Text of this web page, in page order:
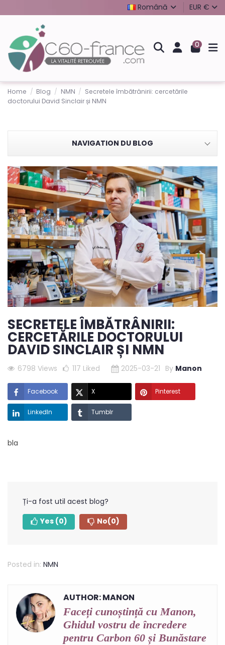
Română EUR €
0
Home Blog NMN
Secretele îmbătrânirii: cercetările
doctorului David Sinclair și NMN
NAVIGATION DU BLOG
SECRETELE ÎMBĂTRÂNIRII:
CERCETĂRILE DOCTORULUI
DAVID SINCLAIR ȘI NMN
6798 Views 117 Liked 2025-03-21 By Manon
Facebook X Pinterest
LinkedIn Tumblr
bla
Ți-a fost util acest blog?
Yes (0) No(0)
Posted in: NMN
AUTHOR: MANON
Faceți cunoștință cu Manon,
Ghidul vostru de încredere
pentru Carbon 60 și Bunăstare